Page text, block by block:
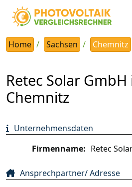
Home Sachsen Chemnitz
Retec Solar GmbH
Chemnitz
Unternehmensdaten
Firmenname: Retec
Ansprechpartner/ Adresse